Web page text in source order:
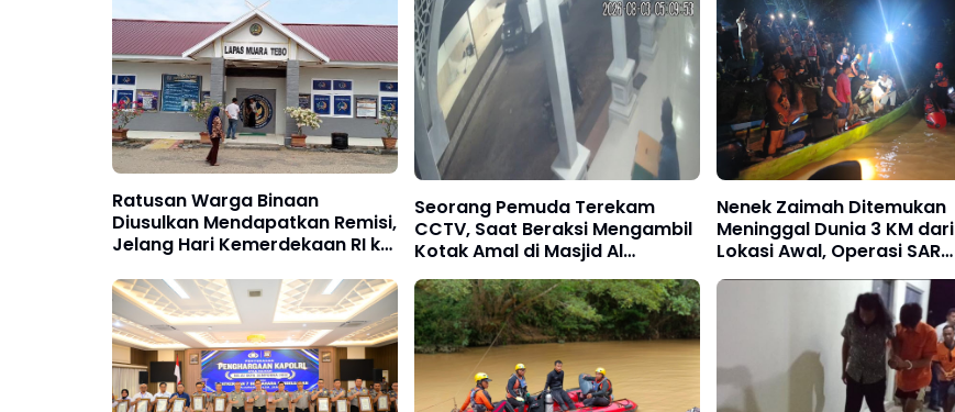
Ratusan Warga Binaan
Diusulkan Mendapatkan Remisi,
Jelang Hari Kemerdekaan RI ke
Seorang Pemuda Terekam
CCTV, Saat Beraksi Mengambil
Kotak Amal di Masjid Al
Hidayah
Nenek Zaimah Ditemukan
Meninggal Dunia 3 KM dari
Lokasi Awal, Operasi SAR
Sungai Nalo Tantan Resmi